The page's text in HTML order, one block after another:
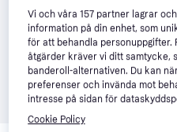
Vi och våra157 partner lagrar
information på din enhet, som
för att behandla personuppgifter.
åtgärder kräver vi ditt samtycke,
banderoll-alternativen. Du kan
preferenser och invända mot
intresse på sidan för
Cookie Policy